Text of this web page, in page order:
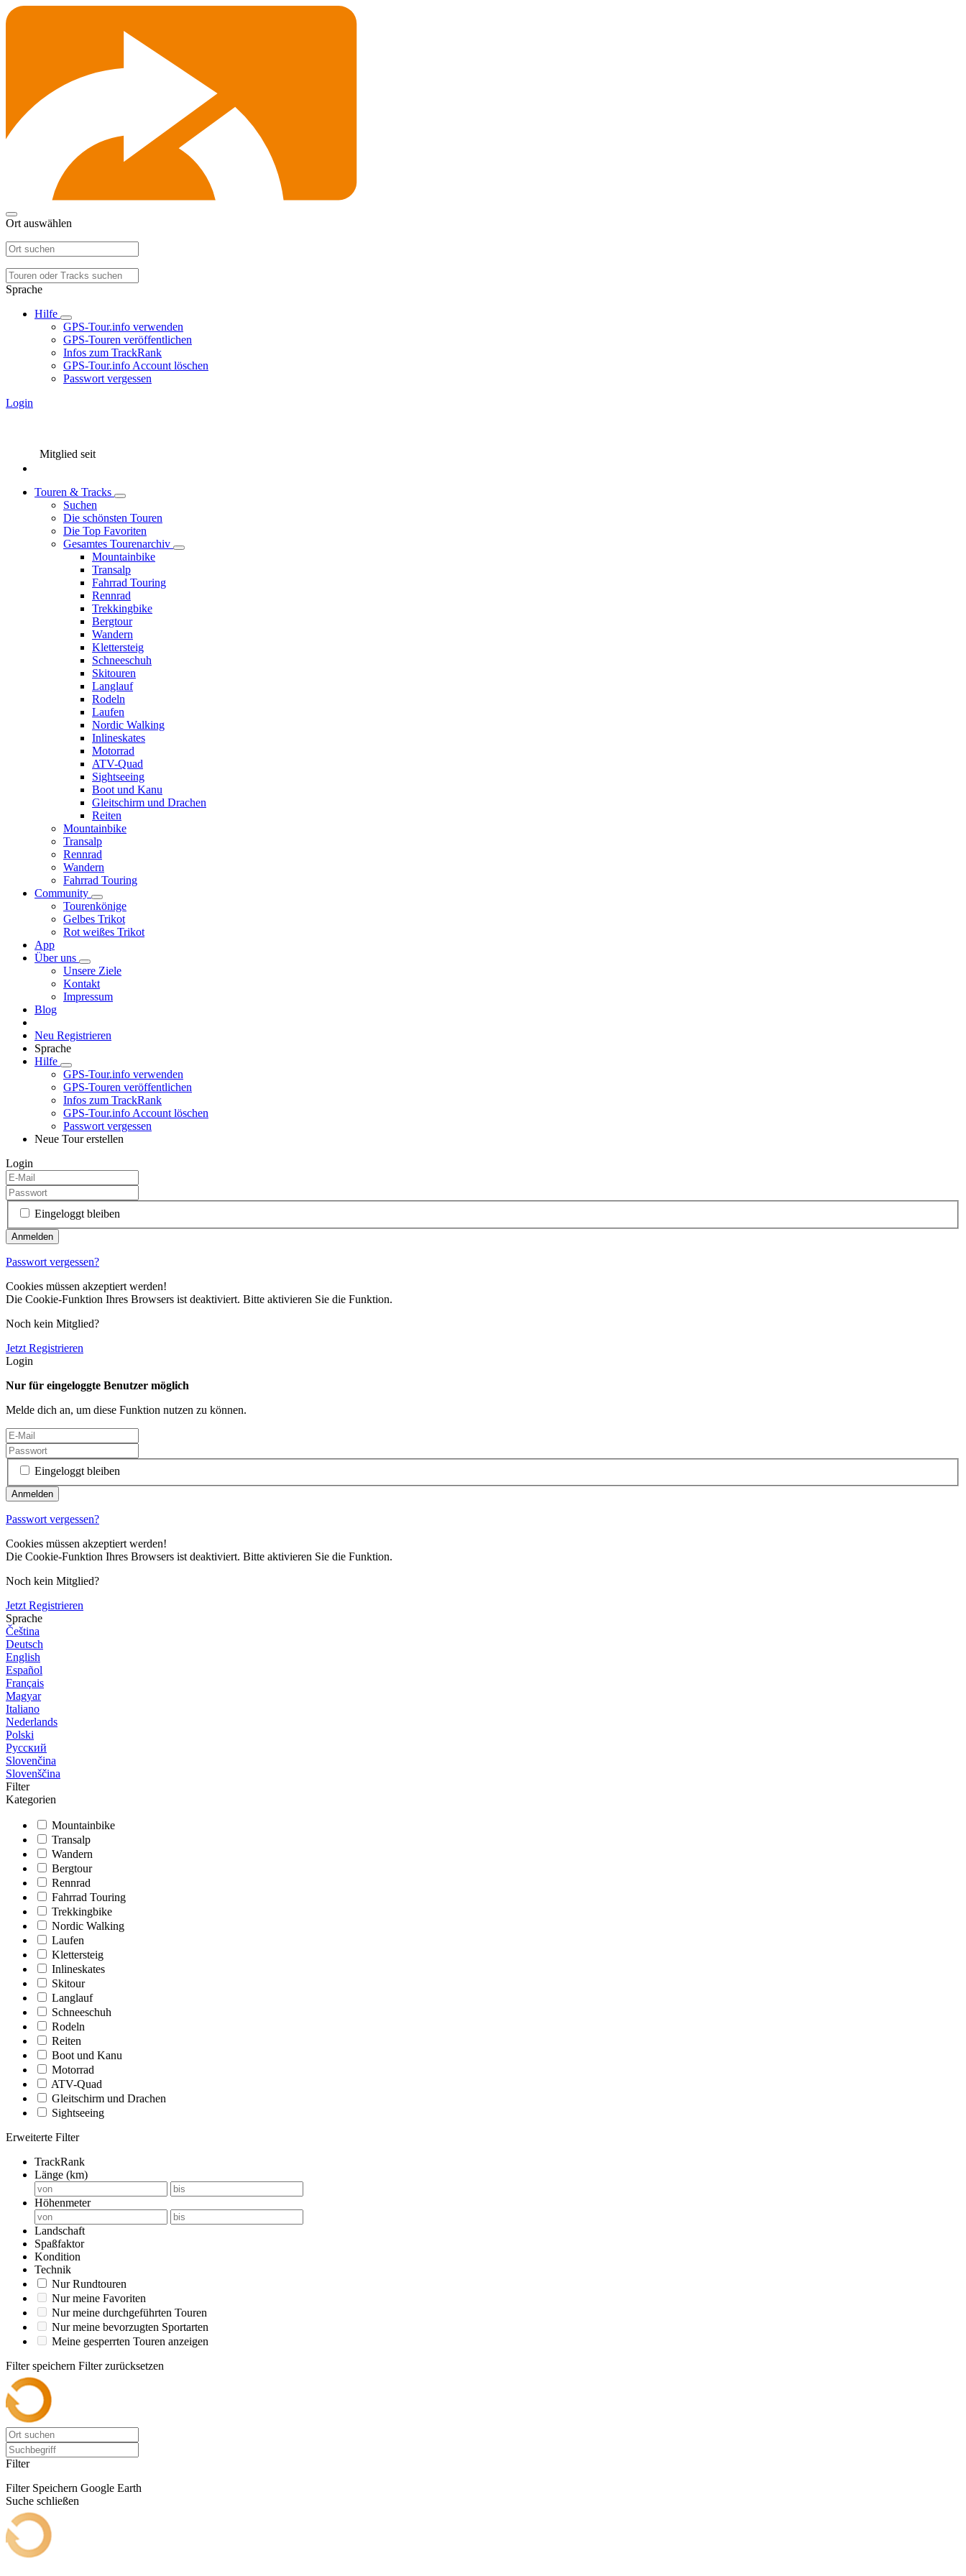
Ort auswählen
Sprache
Hilfe
GPS-Tour.info verwenden
GPS-Touren veröffentlichen
Infos zum TrackRank
GPS-Tour.info Account löschen
Passwort vergessen
Login
Mitglied seit
Touren & Tracks
Suchen
Die schönsten Touren
Die Top Favoriten
Gesamtes Tourenarchiv
Mountainbike
Transalp
Fahrrad Touring
Rennrad
Trekkingbike
Bergtour
Wandern
Klettersteig
Schneeschuh
Skitouren
Langlauf
Rodeln
Laufen
Nordic Walking
Inlineskates
Motorrad
ATV-Quad
Sightseeing
Boot und Kanu
Gleitschirm und Drachen
Reiten
Mountainbike
Transalp
Rennrad
Wandern
Fahrrad Touring
Community
Tourenkönige
Gelbes Trikot
Rot weißes Trikot
App
Über uns
Unsere Ziele
Kontakt
Impressum
Blog
Neu Registrieren
Sprache
Hilfe
GPS-Tour.info verwenden
GPS-Touren veröffentlichen
Infos zum TrackRank
GPS-Tour.info Account löschen
Passwort vergessen
Neue Tour erstellen
Login
Eingeloggt bleiben
Passwort vergessen?
Cookies müssen akzeptiert werden!
Die Cookie-Funktion Ihres Browsers ist deaktiviert. Bitte aktivieren Sie die Funktion.
Noch kein Mitglied?
Jetzt Registrieren
Login
Nur für eingeloggte Benutzer möglich
Melde dich an, um diese Funktion nutzen zu können.
Eingeloggt bleiben
Passwort vergessen?
Cookies müssen akzeptiert werden!
Die Cookie-Funktion Ihres Browsers ist deaktiviert. Bitte aktivieren Sie die Funktion.
Noch kein Mitglied?
Jetzt Registrieren
Sprache
Čeština
Deutsch
English
Español
Français
Magyar
Italiano
Nederlands
Polski
Русский
Slovenčina
Slovenščina
Filter
Kategorien
Mountainbike
Transalp
Wandern
Bergtour
Rennrad
Fahrrad Touring
Trekkingbike
Nordic Walking
Laufen
Klettersteig
Inlineskates
Skitour
Langlauf
Schneeschuh
Rodeln
Reiten
Boot und Kanu
Motorrad
ATV-Quad
Gleitschirm und Drachen
Sightseeing
Erweiterte Filter
TrackRank
Länge (km)
Höhenmeter
Landschaft
Spaßfaktor
Kondition
Technik
Nur Rundtouren
Nur meine Favoriten
Nur meine durchgeführten Touren
Nur meine bevorzugten Sportarten
Meine gesperrten Touren anzeigen
Filter speichern Filter zurücksetzen
Filter
Filter Speichern Google Earth
Suche schließen